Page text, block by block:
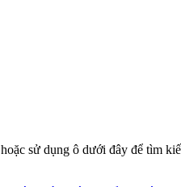
hoặc sử dụng ô dưới đây để tìm